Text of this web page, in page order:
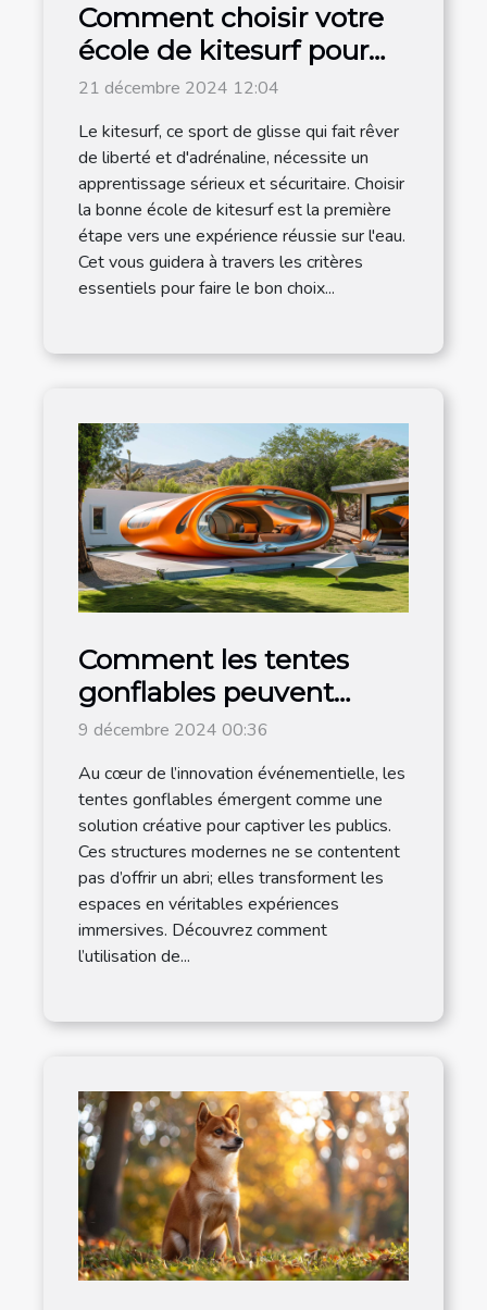
Comment choisir votre
école de kitesurf pour
un apprentissage
efficace
21 décembre 2024 12:04
Le kitesurf, ce sport de glisse qui fait rêver
de liberté et d'adrénaline, nécessite un
apprentissage sérieux et sécuritaire. Choisir
la bonne école de kitesurf est la première
étape vers une expérience réussie sur l'eau.
Cet vous guidera à travers les critères
essentiels pour faire le bon choix...
Comment les tentes
gonflables peuvent
dynamiser vos
9 décembre 2024 00:36
Au cœur de l’innovation événementielle, les
tentes gonflables émergent comme une
solution créative pour captiver les publics.
Ces structures modernes ne se contentent
pas d’offrir un abri; elles transforment les
espaces en véritables expériences
immersives. Découvrez comment
l’utilisation de...